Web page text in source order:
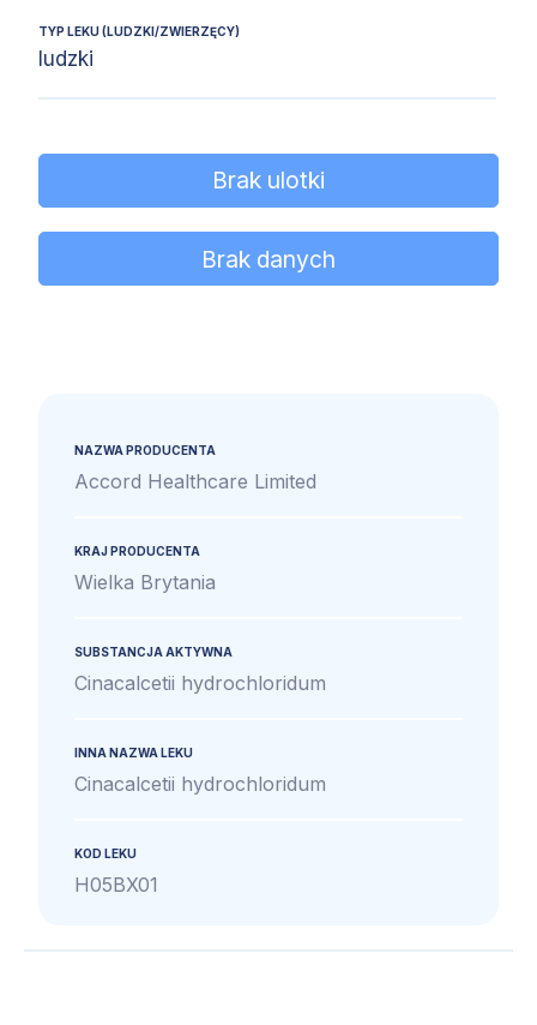
TYP LEKU (LUDZKI/ZWIERZĘCY)
ludzki
Brak ulotki
Brak danych
NAZWA PRODUCENTA
Accord Healthcare Limited
KRAJ PRODUCENTA
Wielka Brytania
SUBSTANCJA AKTYWNA
Cinacalcetii hydrochloridum
INNA NAZWA LEKU
Cinacalcetii hydrochloridum
KOD LEKU
H05BX01